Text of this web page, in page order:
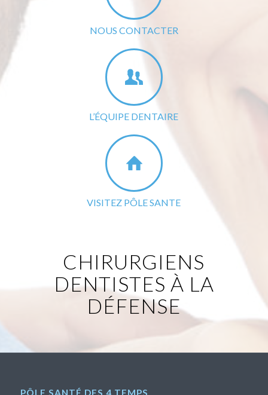
NOUS CONTACTER
L’ÉQUIPE DENTAIRE
VISITEZ PÔLE SANTE
CHIRURGIENS
DENTISTES À LA
DÉFENSE
PÔLE SANTÉ DES 4 TEMPS